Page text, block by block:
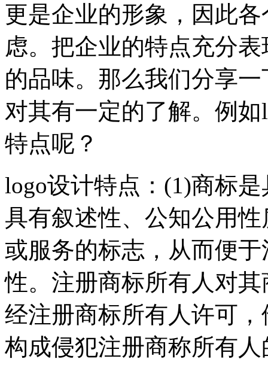
更是企业的形象，因此
虑。把企业的特点充分
的品味。那么我们分享
对其有一定的了解。例
特点呢？
logo设计特点：(1)商标
具有叙述性、公知公用
或服务的标志，从而便
性。注册商标所有人对
经注册商标所有人许可
构成侵犯注册商称所有